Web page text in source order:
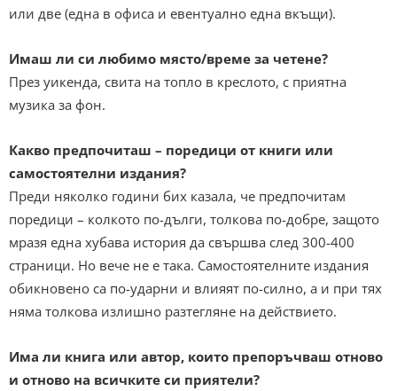
или две (една в офиса и евентуално една вкъщи).
Имаш ли си любимо място/време за четене?
През уикенда, свита на топло в креслото, с приятна
музика за фон.
Какво предпочиташ – поредици от книги или
самостоятелни издания?
Преди няколко години бих казала, че предпочитам
поредици – колкото по-дълги, толкова по-добре, защото
мразя една хубава история да свършва след 300-400
страници. Но вече не е така. Самостоятелните издания
обикновено са по-ударни и влияят по-силно, а и при тях
няма толкова излишно разтегляне на действието.
Има ли книга или автор, които препоръчваш отново
и отново на всичките си приятели?